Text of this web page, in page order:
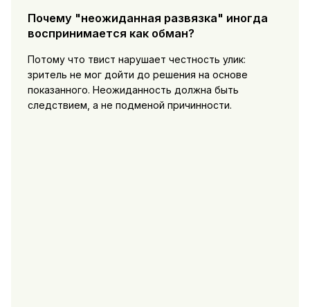
Почему "неожиданная развязка" иногда
воспринимается как обман?
Потому что твист нарушает честность улик:
зритель не мог дойти до решения на основе
показанного. Неожиданность должна быть
следствием, а не подменой причинности.